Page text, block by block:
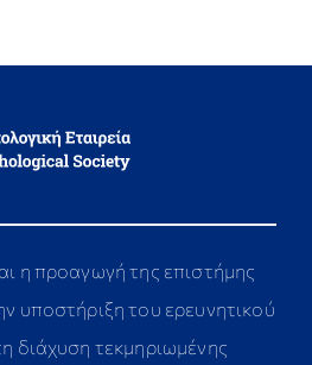
η προαγωγή της επιστήμης
υποστήριξη του ερευνητικού
διάχυση τεκμηριωμένης